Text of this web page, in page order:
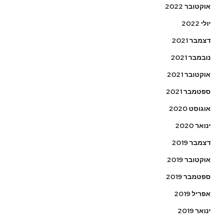
אוקטובר 2022
יולי 2022
דצמבר 2021
נובמבר 2021
אוקטובר 2021
ספטמבר 2021
אוגוסט 2020
ינואר 2020
דצמבר 2019
אוקטובר 2019
ספטמבר 2019
אפריל 2019
ינואר 2019